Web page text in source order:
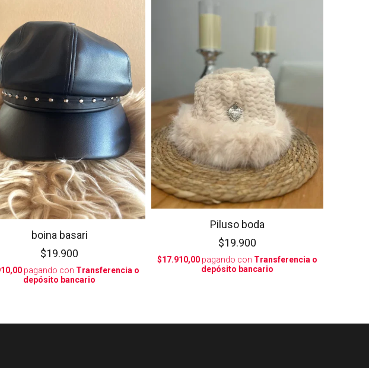
boina basari
$19.900
pagando con Transferencia o
depósito bancario
Piluso boda
$19.900
$17.910,00 pagando con Transferencia o
depósito bancario